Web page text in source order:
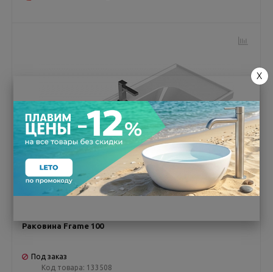
Раковина Frame 100
Под заказ
Код товара: 133508
X